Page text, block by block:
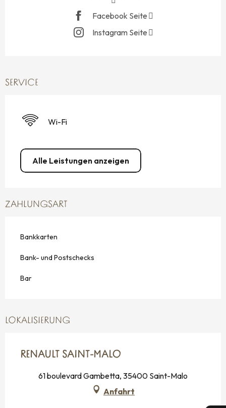
Facebook Seite
Instagram Seite
SERVICE
Wi-Fi
Alle Leistungen anzeigen
ZAHLUNGSART
Bankkarten
Bank- und Postschecks
Bar
LOKALISIERUNG
RENAULT SAINT-MALO
61 boulevard Gambetta, 35400 Saint-Malo
Anfahrt